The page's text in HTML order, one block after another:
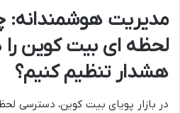
مدیریت هوشمندانه:
لحظه ای بیت کوین را
هشدار تنظیم کنیم؟
در بازار پویای بیت کوین، دسترسی